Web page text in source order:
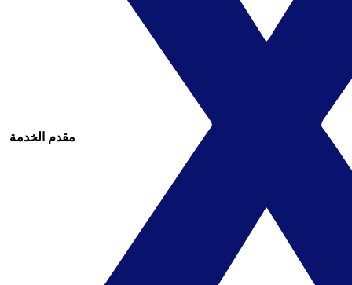
مقدم الخدمة